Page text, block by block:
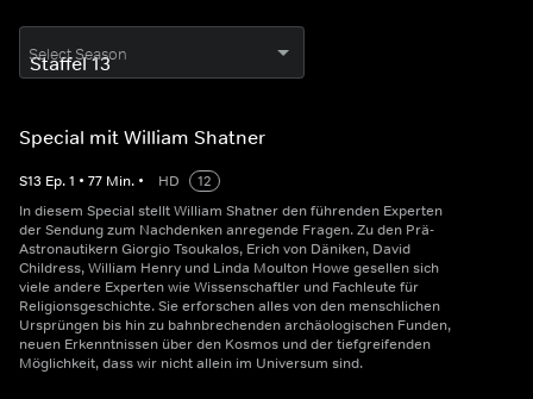
Select Season
Special mit William Shatner
S13 Ep.1 • 77 Min. • HD
12
In diesem Special stellt William Shatner den führenden Experten
der Sendung zum Nachdenken anregende Fragen. Zu den Prä-
Astronautikern Giorgio Tsoukalos, Erich von Däniken, David
Childress, William Henry und Linda Moulton Howe gesellen sich
viele andere Experten wie Wissenschaftler und Fachleute für
Religionsgeschichte. Sie erforschen alles von den menschlichen
Ursprüngen bis hin zu bahnbrechenden archäologischen Funden,
neuen Erkenntnissen über den Kosmos und der tiefgreifenden
Möglichkeit, dass wir nicht allein im Universum sind.